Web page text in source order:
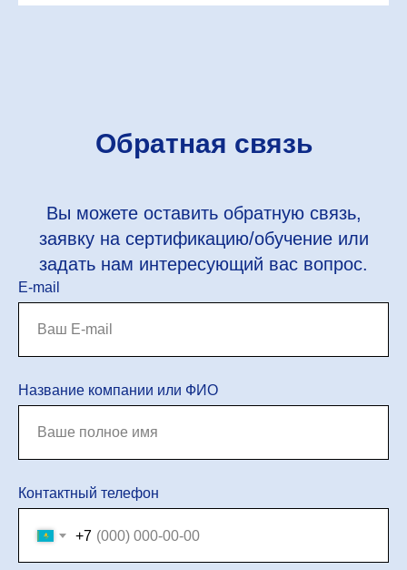
Обратная связь
Вы можете оставить обратную связь,
заявку на сертификацию/обучение или
задать нам интересующий вас вопрос.
E-mail
Название компании или ФИО
Контактный телефон
+7